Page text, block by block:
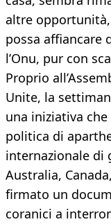
altre opportunità,
possa affiancare
l’Onu, pur con
Proprio
Unite, la
una iniziativa
politica di
internazionale di
Australia,
firmato un
coranici a